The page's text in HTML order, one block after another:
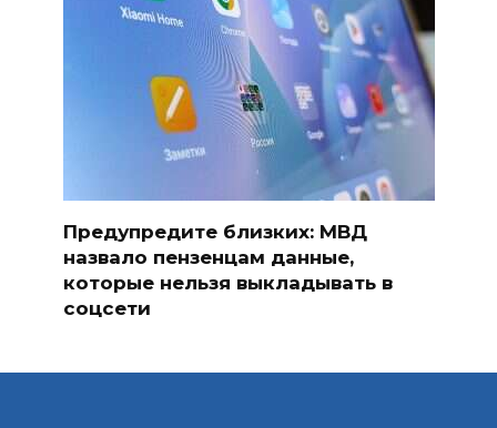
Предупредите близких: МВД
назвало пензенцам данные,
которые нельзя выкладывать в
соцсети